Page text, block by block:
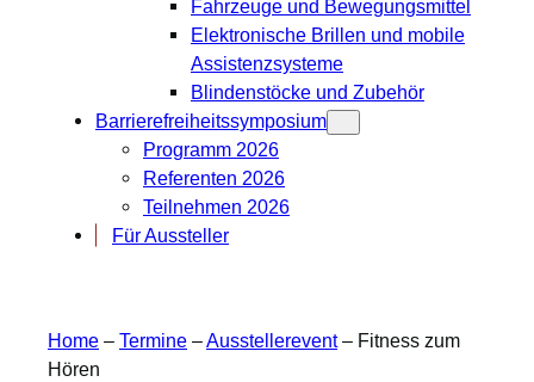
Fahrzeuge und Bewegungsmittel
Elektronische Brillen und mobile
Assistenzsysteme
Blindenstöcke und Zubehör
Barrierefreiheitssymposium
Programm 2026
Referenten 2026
Teilnehmen 2026
Für Aussteller
Home – Termine –Ausstellerevent– Fitness zum
Hören